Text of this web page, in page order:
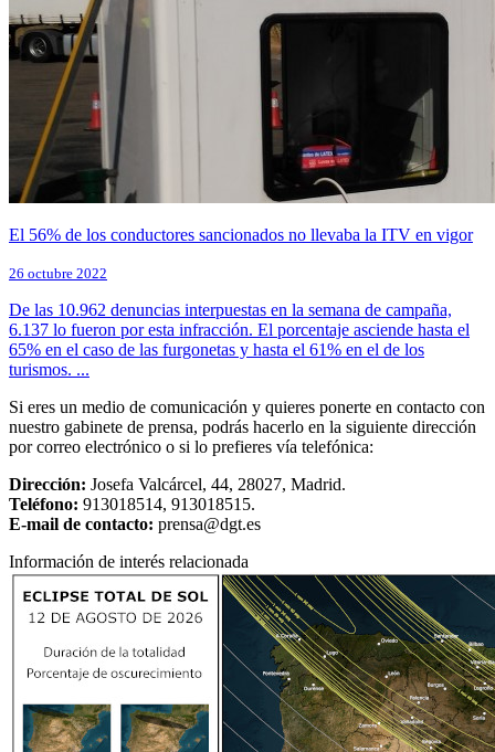
El 56% de los conductores sancionados no llevaba la ITV en vigor
26 octubre 2022
De las 10.962 denuncias interpuestas en la semana de campaña,
6.137 lo fueron por esta infracción. El porcentaje asciende hasta el
65% en el caso de las furgonetas y hasta el 61% en el de los
turismos. ...
Si eres un medio de comunicación y quieres ponerte en contacto con
nuestro gabinete de prensa, podrás hacerlo en la siguiente dirección
por correo electrónico o si lo prefieres vía telefónica:
Dirección: Josefa Valcárcel, 44, 28027, Madrid.
Teléfono: 913018514, 913018515.
E-mail de contacto: prensa@dgt.es
Información de interés relacionada